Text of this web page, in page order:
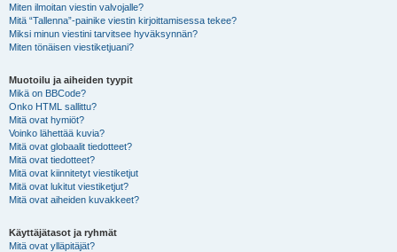
Miten ilmoitan viestin valvojalle?
Mitä “Tallenna”-painike viestin kirjoittamisessa tekee?
Miksi minun viestini tarvitsee hyväksynnän?
Miten tönäisen viestiketjuani?
Muotoilu ja aiheiden tyypit
Mikä on BBCode?
Onko HTML sallittu?
Mitä ovat hymiöt?
Voinko lähettää kuvia?
Mitä ovat globaalit tiedotteet?
Mitä ovat tiedotteet?
Mitä ovat kiinnitetyt viestiketjut
Mitä ovat lukitut viestiketjut?
Mitä ovat aiheiden kuvakkeet?
Käyttäjätasot ja ryhmät
Mitä ovat ylläpitäjät?